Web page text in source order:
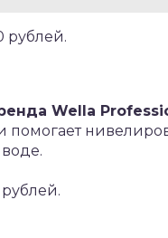
рублей.
Wella
помогает